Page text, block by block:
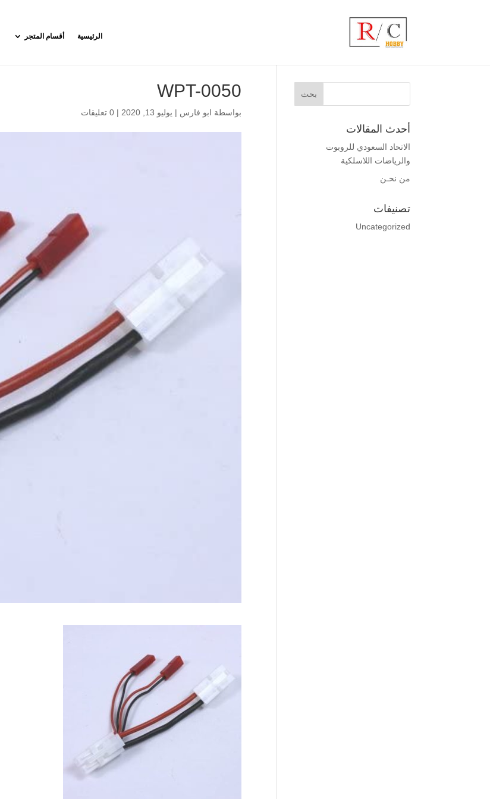
الرئيسية أقسام المتجر
WPT-0050
بواسطة ابو فارس | يوليو 13, 2020 | 0 تعليقات
أحدث المقالات
الاتحاد السعودي للروبوت
والرياضات اللاسلكية
من نحـن
تصنيفات
Uncategorized